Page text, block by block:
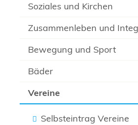
Soziales und Kirchen
Zusammenleben und
Bewegung und Sport
Bäder
Vereine
Selbsteintrag Vereine